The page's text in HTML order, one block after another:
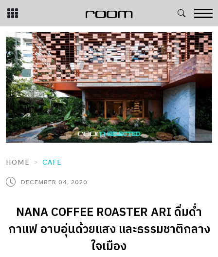
Skip
content
HOME CAFE
DECEMBER 04, 2020
NANA COFFEE ROASTER ARI ดื่มด่ำ
กาแฟ อาบอุ่นด้วยแสง และธรรมชาติกลาง
ใจเมือง